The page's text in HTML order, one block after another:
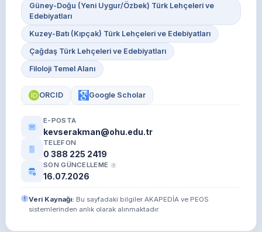
Güney-Doğu (Yeni Uygur/Özbek) Türk Lehçeleri ve
Edebiyatları
Kuzey-Batı (Kıpçak) Türk Lehçeleri ve Edebiyatları
Çağdaş Türk Lehçeleri ve Edebiyatları
Filoloji Temel Alanı
ORCID Google Scholar
E-POSTA
kevserakman@ohu.edu.tr
TELEFON
0 388 225 2419
SON GÜNCELLEME
16.07.2026
Veri Kaynağı: Bu sayfadaki bilgiler AKAPEDİA ve PEOS
sistemlerinden anlık olarak alınmaktadır.